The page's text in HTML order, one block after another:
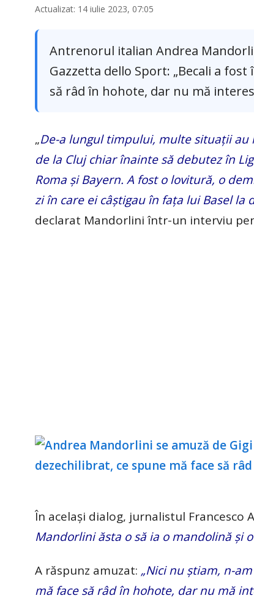
Actualizat: 14 iulie 2023, 07:05
Antrenorul italian Andrea
Gazzetta dello Sport: „Becali a
să râd în hohote, dar nu mă
„De-a lungul timpului, multe situații
de la Cluj chiar înainte să debutez în
Roma și Bayern. A fost o lovitură, o
zi în care ei câștigau în fața lui Basel la
declarat Mandorlini într-un interviu
În același dialog, jurnalistul Francesco
Mandorlini ăsta o să ia o mandolină și
A răspunz amuzat: „Nici nu știam, n-
mă face să râd în hohote, dar nu mă